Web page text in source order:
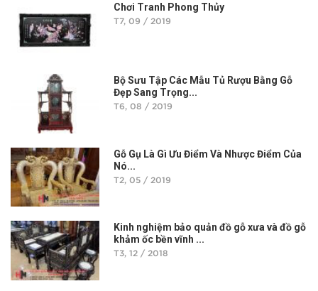
Chơi Tranh Phong Thủy
T7, 09 / 2019
Bộ Sưu Tập Các Mẫu Tủ Rượu Bằng Gỗ
Đẹp Sang Trọng...
T6, 08 / 2019
Gỗ Gụ Là Gì Ưu Điểm Và Nhược Điểm Của
Nó...
T2, 05 / 2019
Kinh nghiệm bảo quản đồ gỗ xưa và đồ gỗ
khảm ốc bền vĩnh ...
T3, 12 / 2018